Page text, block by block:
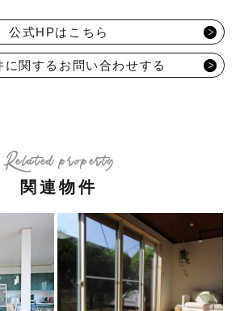
公式HPはこちら
に関するお問い合わせする
Related property
関連物件